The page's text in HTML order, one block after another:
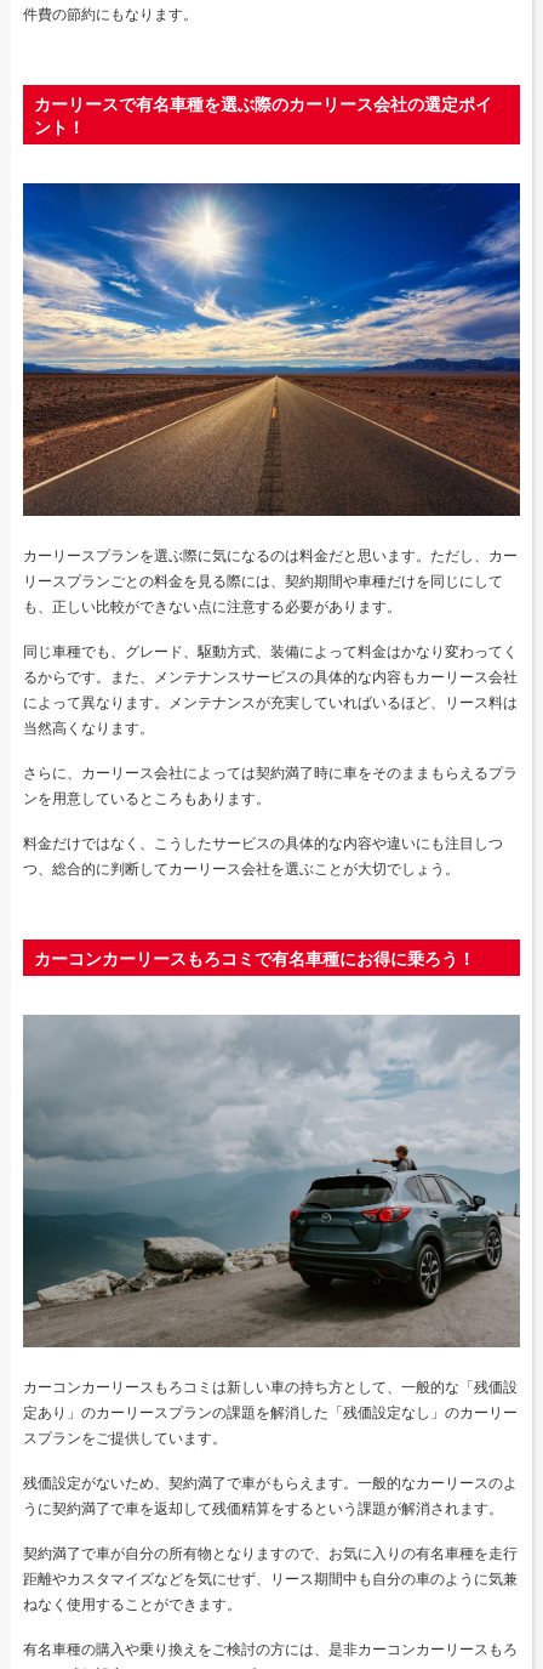
件費の節約にもなります。
カーリースで有名車種を選ぶ際のカーリース会社の選定ポイ
ント！
カーリースプランを選ぶ際に気になるのは料金だと思います。ただし、カー
リースプランごとの料金を見る際には、契約期間や車種だけを同じにして
も、正しい比較ができない点に注意する必要があります。
同じ車種でも、グレード、駆動方式、装備によって料金はかなり変わってく
るからです。また、メンテナンスサービスの具体的な内容もカーリース会社
によって異なります。メンテナンスが充実していればいるほど、リース料は
当然高くなります。
さらに、カーリース会社によっては契約満了時に車をそのままもらえるプラ
ンを用意しているところもあります。
料金だけではなく、こうしたサービスの具体的な内容や違いにも注目しつ
つ、総合的に判断してカーリース会社を選ぶことが大切でしょう。
カーコンカーリースもろコミで有名車種にお得に乗ろう！
カーコンカーリースもろコミは新しい車の持ち方として、一般的な「残価設
定あり」のカーリースプランの課題を解消した「残価設定なし」のカーリー
スプランをご提供しています。
残価設定がないため、契約満了で車がもらえます。一般的なカーリースのよ
うに契約満了で車を返却して残価精算をするという課題が解消されます。
契約満了で車が自分の所有物となりますので、お気に入りの有名車種を走行
距離やカスタマイズなどを気にせず、リース期間中も自分の車のように気兼
ねなく使用することができます。
有名車種の購入や乗り換えをご検討の方には、是非カーコンカーリースもろ